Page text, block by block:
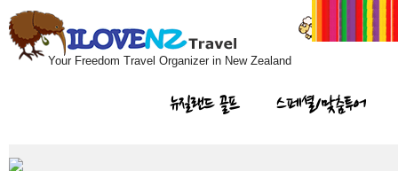
Your Freedom Travel Organizer in New Zealand
뉴질랜드 골프 스페셜/맞춤투어